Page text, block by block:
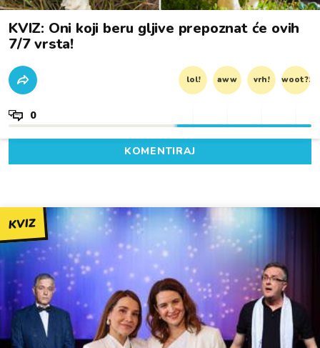
KVIZ: Oni koji beru gljive prepoznat će ovih
7/7 vrsta!
lol! aww vrh! woot?!
0
KOMENTIRAJ
KVIZ